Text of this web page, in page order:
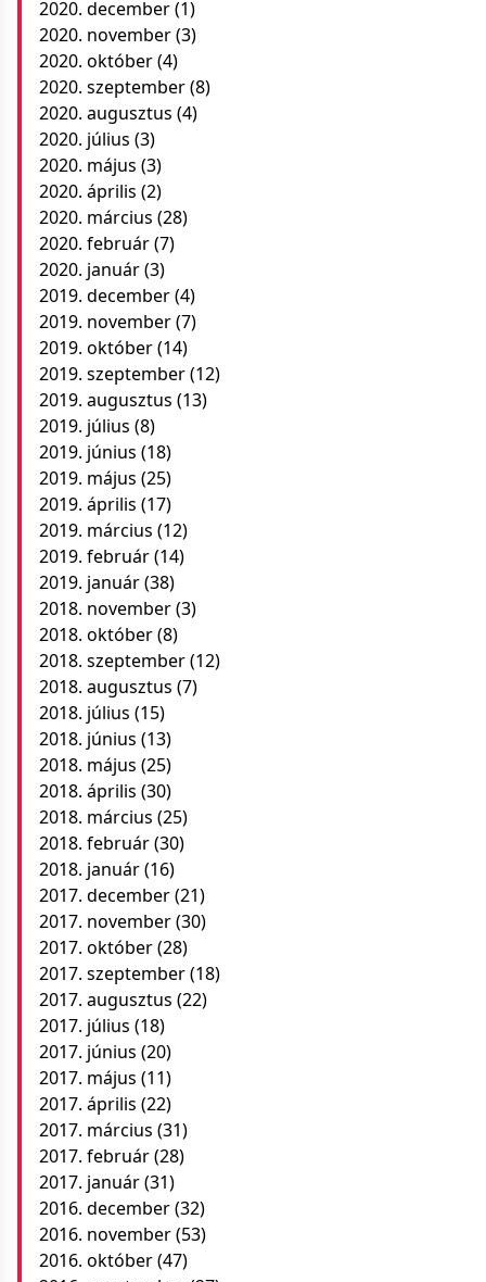
2020. december(1)
2020. november(3)
2020. október(4)
2020. szeptember(8)
2020. augusztus (4)
2020. július (3)
2020. május (3)
2020. április (2)
2020. március (28)
2020. február(7)
2020. január(3)
2019. december(4)
2019. november(7)
2019. október(14)
2019. szeptember(12)
2019. augusztus (13)
2019. július (8)
2019. június (18)
2019. május (25)
2019. április (17)
2019. március (12)
2019. február(14)
2019. január(38)
2018. november(3)
2018. október(8)
2018. szeptember(12)
2018. augusztus (7)
2018. július (15)
2018. június (13)
2018. május (25)
2018. április (30)
2018. március (25)
2018. február(30)
2018. január(16)
2017. december(21)
2017. november(30)
2017. október(28)
2017. szeptember(18)
2017. augusztus (22)
2017. július (18)
2017. június (20)
2017. május (11)
2017. április (22)
2017. március (31)
2017. február(28)
2017. január(31)
2016. december(32)
2016. november(53)
2016. október(47)